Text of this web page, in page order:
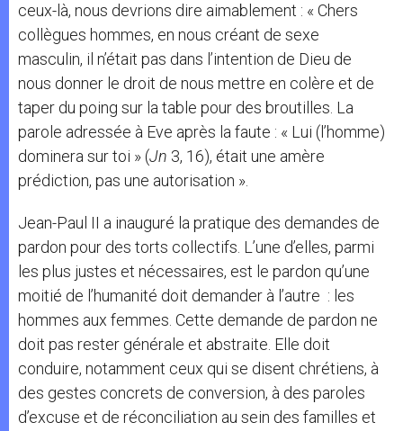
ceux-là, nous devrions dire aimablement : « Chers
collègues hommes, en nous créant de sexe
masculin, il n’était pas dans l’intention de Dieu de
nous donner le droit de nous mettre en colère et de
taper du poing sur la table pour des broutilles. La
parole adressée à Eve après la faute : « Lui (l’homme)
dominera sur toi » (Jn 3, 16), était une amère
prédiction, pas une autorisation ».
Jean-Paul II a inauguré la pratique des demandes de
pardon pour des torts collectifs. L’une d’elles, parmi
les plus justes et nécessaires, est le pardon qu’une
moitié de l’humanité doit demander à l’autre : les
hommes aux femmes. Cette demande de pardon ne
doit pas rester générale et abstraite. Elle doit
conduire, notamment ceux qui se disent chrétiens, à
des gestes concrets de conversion, à des paroles
d’excuse et de réconciliation au sein des familles et